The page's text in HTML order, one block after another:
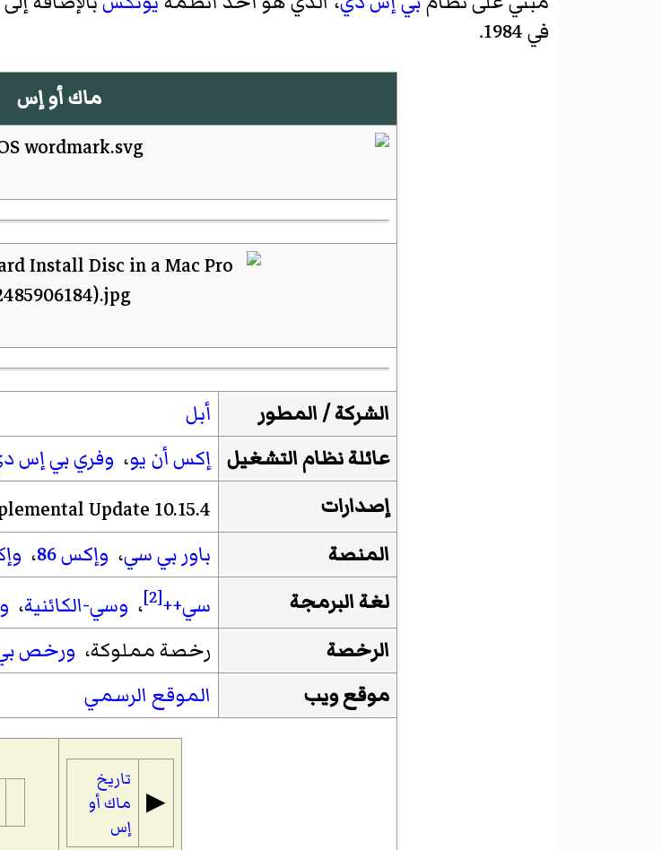
في 1984.
ماك أو إس
الشركة/المطور
أبل
عائلة نظام التشغيل إكس أن يو، وفري بي ‌إس
إصدارات
10.15.4 Supplemental Update
المنصة باور بي سي، وإكس 86 ،
لغة البرمجة
سي++[2] ، وسي-الكائنية،
الرخصة
رخصة مملوكة، ورخص
موقع ويب
الموقع الرسمي
▶︎
تاريخ
ماك أو
إس